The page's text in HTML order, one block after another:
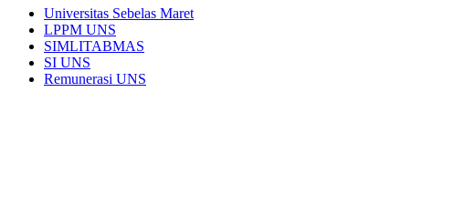
Universitas Sebelas Maret
LPPM UNS
SIMLITABMAS
SI UNS
Remunerasi UNS